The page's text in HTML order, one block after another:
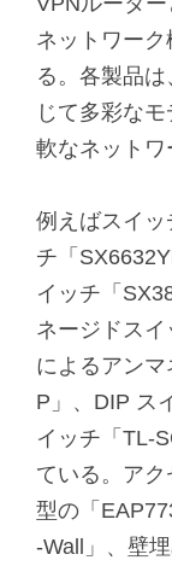
ネットワー
る。各製品
じて多彩な
軟なネットワ
例えばスイッ
チ「
イッチ「
ネージドス
によるアン
P」、DIP ス
イッチ「TL-
ている。ア
型の「
-Wall」、壁